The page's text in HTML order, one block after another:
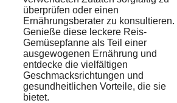
überprüfen oder einen
Ernährungsberater zu konsultieren.
Genieße diese leckere Reis-
Gemüsepfanne als Teil einer
ausgewogenen Ernährung und
entdecke die vielfältigen
Geschmacksrichtungen und
gesundheitlichen Vorteile, die sie
bietet.